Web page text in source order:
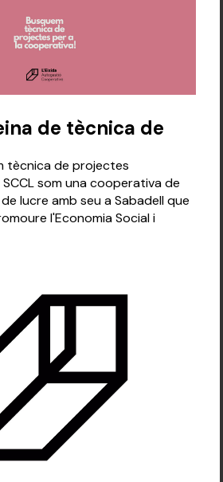
de tècnica de
tècnica de projectes
som una cooperativa de
lucre amb seu a Sabadell que
l'Economia Social i